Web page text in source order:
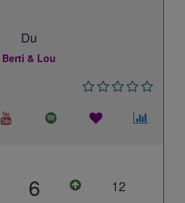
Du
Berti & Lou
6 12